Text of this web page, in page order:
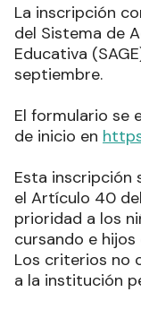
La inscripción
del Sistema de
Educativa
septiembre.
El formulario se
de inicio en
Esta inscripción
el Artículo 40
prioridad a los
cursando e
Los criterios no
a la institución